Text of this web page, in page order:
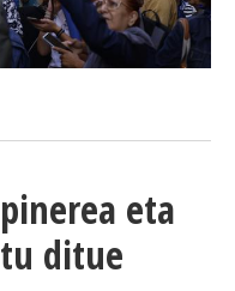
eta
ditue